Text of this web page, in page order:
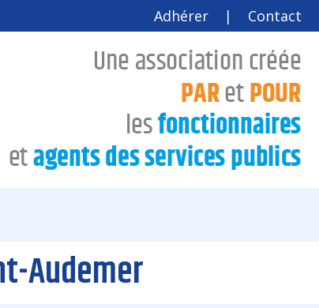
Adhérer | Contact
Audemer